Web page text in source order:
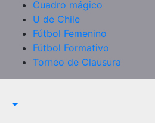
Cuadro mágico
U de Chile
Fútbol Femenino
Fútbol Formativo
Torneo de Clausura